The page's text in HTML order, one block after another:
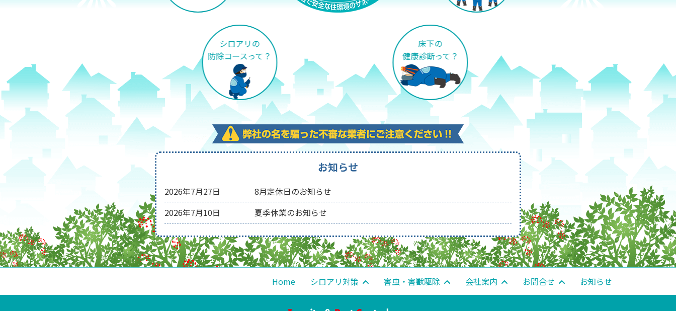
シロアリの
防除コースって？
床下の
健康診断って？
お知らせ
2026年7月27日
8月定休日のお知らせ
2026年7月10日
夏季休業のお知らせ
Home シロアリ対策 害虫・害獣駆除 会社案内 お問合せ お知らせ